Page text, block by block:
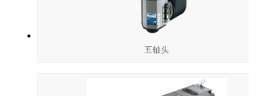
五轴头